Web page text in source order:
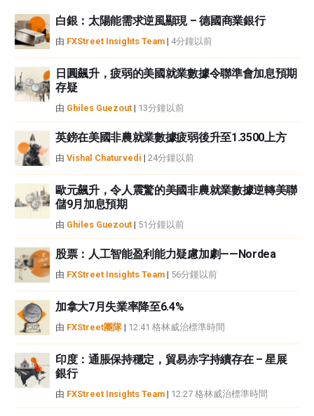
如果文章正文中沒有明確提到，在撰寫本文時，作者在本文中提到的任何股票
中都沒有頭寸，也沒有與文中提到的任何公司有業務關係。除了FXStreet，作
者沒有收到撰寫這篇文章的報酬。
FXStreet和作者不提供個性化的建議。作者對該資訊的準確性、完整性或適用
性不作任何陳述。FXStreet和作者將不承擔任何錯誤，遺漏或任何損失，傷害
或損害由此資訊及其顯示或使用引起的。錯誤和遺漏除外。本文作者和
FXStreet並非註冊投資顧問，本文內容無意提供任何投資建議。
白銀：太陽能需求逆風顯現 – 德國商業銀行
由 FXStreet Insights Team | 4分鐘以前
日圓飆升，疲弱的美國就業數據令聯準會加息預期
存疑
由 Ghiles Guezout | 13分鐘以前
英鎊在美國非農就業數據疲弱後升至1.3500上方
由 Vishal Chaturvedi | 24分鐘以前
歐元飆升，令人震驚的美國非農就業數據逆轉美聯
儲9月加息預期
由 Ghiles Guezout | 51分鐘以前
股票：人工智能盈利能力疑慮加劇——Nordea
由 FXStreet Insights Team | 56分鐘以前
加拿大7月失業率降至6.4%
由 FXStreet團隊| 12:41 格林威治標準時間
印度：通脹保持穩定，貿易赤字持續存在 – 星展
銀行
由 FXStreet Insights Team | 12:27 格林威治標準時間